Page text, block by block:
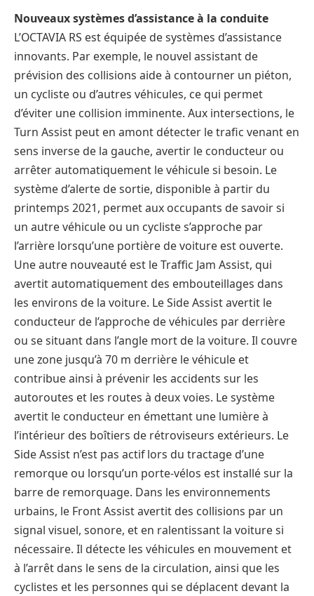
Nouveaux systèmes d’assistance à la conduite
L’OCTAVIA RS est équipée de systèmes d’assistance
innovants. Par exemple, le nouvel assistant de
prévision des collisions aide à contourner un piéton,
un cycliste ou d’autres véhicules, ce qui permet
d’éviter une collision imminente. Aux intersections, le
Turn Assist peut en amont détecter le trafic venant en
sens inverse de la gauche, avertir le conducteur ou
arrêter automatiquement le véhicule si besoin. Le
système d’alerte de sortie, disponible à partir du
printemps 2021, permet aux occupants de savoir si
un autre véhicule ou un cycliste s’approche par
l’arrière lorsqu’une portière de voiture est ouverte.
Une autre nouveauté est le Traffic Jam Assist, qui
avertit automatiquement des embouteillages dans
les environs de la voiture. Le Side Assist avertit le
conducteur de l’approche de véhicules par derrière
ou se situant dans l’angle mort de la voiture. Il couvre
une zone jusqu’à 70 m derrière le véhicule et
contribue ainsi à prévenir les accidents sur les
autoroutes et les routes à deux voies. Le système
avertit le conducteur en émettant une lumière à
l’intérieur des boîtiers de rétroviseurs extérieurs. Le
Side Assist n’est pas actif lors du tractage d’une
remorque ou lorsqu’un porte-vélos est installé sur la
barre de remorquage. Dans les environnements
urbains, le Front Assist avertit des collisions par un
signal visuel, sonore, et en ralentissant la voiture si
nécessaire. Il détecte les véhicules en mouvement et
à l’arrêt dans le sens de la circulation, ainsi que les
cyclistes et les personnes qui se déplacent devant la